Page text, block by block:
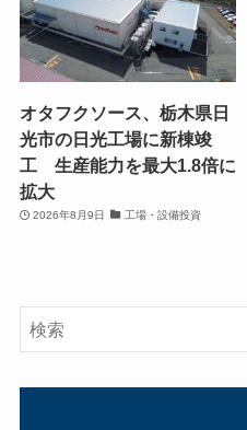
オタフクソース、栃木県日
光市の日光工場に新棟竣
工 生産能力を最大1.8倍に
拡大
2026年8月9日 工場・設備投資